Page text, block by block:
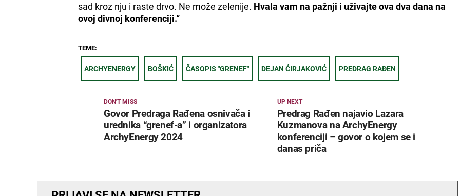
sad kroz nju i raste drvo. Ne može zelenije. Hvala vam na pažnji i uživajte ova dva dana na
ovoj divnoj konferenciji.“
TEME:
ARCHYENERGY BOŠKIĆ ČASOPIS "GRENEF" DEJAN ĆIRJAKOVIĆ PREDRAG RAĐEN
UP NEXT
Predrag Rađen najavio Lazara
Kuzmanova na ArchyEnergy
konferenciji – govor o kojem se i
danas priča
DON'T MISS
Govor Predraga Rađena osnivača i
urednika “grenef-a” i organizatora
ArchyEnergy 2024